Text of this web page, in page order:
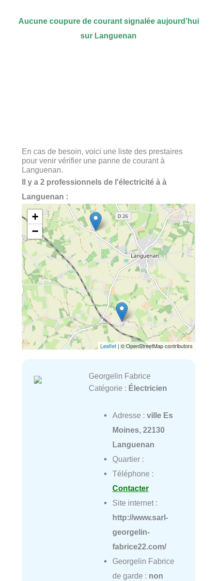
Aucune coupure de courant signalée aujourd’hui
sur Languenan
En cas de besoin, voici une liste des prestaires
pour venir vérifier une panne de courant à
Languenan.
Il y a 2 professionnels de l'électricité à à
Languenan :
+
−
Leaflet | © OpenStreetMap contributors
Georgelin Fabrice
Catégorie : Électricien
Adresse : ville Es
Moines, 22130
Languenan
Quartier :
Téléphone :
Contacter
Site internet :
http://www.sarl-
georgelin-
fabrice22.com/
Georgelin Fabrice
de garde : non